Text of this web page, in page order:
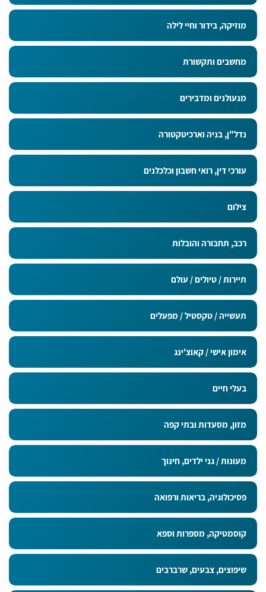
מוזיקה, בידור וחיי לילה
מחשבים ותקשורת
מנעולנים ומדבירים
נדל"ן, בניה וארכיטקטורה
עורכי דין, רואי חשבון וכלכלנים
צילום
רכב, תחבורה והובלות
תיירות / טיולים / עולם
תעשייה / טקסטיל / מפעלים
אימון אישי / קאוצ'ינג
בעלי חיים
מזון, מסעדות ובתי קפה
מעונות / גני ילדים, חינוך
פסיכולוגיה, בריאות ורפואה
קוסמטיקה, מספרות וספא
שיפוצים, צבעים, שרברבים